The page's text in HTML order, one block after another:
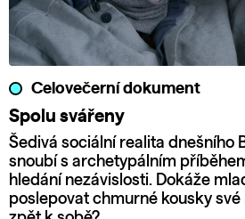
Celovečerní dokument
Spolu svářeny
Šedivá sociální realita dnešního
snoubí s archetypálním
hledání nezávislosti. Dokáže
poslepovat chmurné kousky